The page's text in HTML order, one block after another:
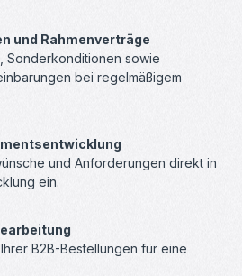
und Rahmenverträge
Sonderkonditionen sowie
bei regelmäßigem
und Anforderungen direkt in
ein.
B2B-Bestellungen für eine